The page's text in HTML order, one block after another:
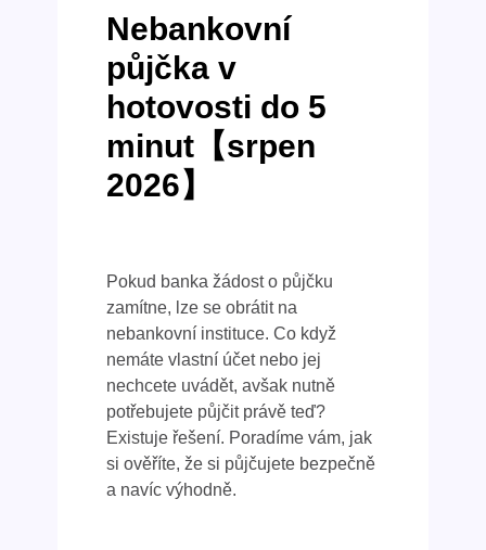
Nebankovní
půjčka v
hotovosti do 5
minut【srpen
2026】
Pokud banka žádost o půjčku
zamítne, lze se obrátit na
nebankovní instituce. Co když
nemáte vlastní účet nebo jej
nechcete uvádět, avšak nutně
potřebujete půjčit právě teď?
Existuje řešení. Poradíme vám, jak
si ověříte, že si půjčujete bezpečně
a navíc výhodně.